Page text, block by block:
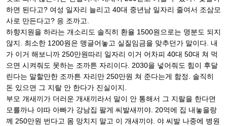
하면 된다고? 여성 일자리 늘리고 40대 중년남 일자리 줄여서 조삼모
사로 만든다고? 응 조까고.
하향지원을 하라는 개소리도 솔직히 환율 1500원으로는 명분도 되지
않지. 최소한 1200원은 맹글어놓고 실질임금을 맞추던가 말이다. 내
가 이거 해보니까 250만원따리 일자리 이거 어차피 40대 50대 쳐 먹
으면 시켜줘도 못하는 조까튼 자리이다. 2030을 넣어줘도 힘이 후달
린다는 말할만한 조까튼 자리만 250만원 쳐 준다는게 함정. 솔직히
돈 있으면 그 지랄 안 한다가 진실이지.
부모 개새끼가 더러운 개새끼라서 말이 안 통해서 그 지랄을 한다면
모를까나 야따 아빠가 강남집 팔게 씨발새끼야. 20억에 집 내놓을랑
께 250만원 번다고 몸 망치지 말고 이 개새끼야. 야 씨발 나중에 병원